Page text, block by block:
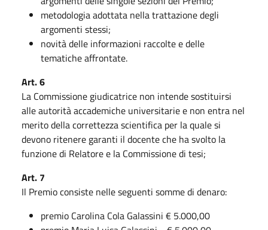
metodologia adottata nella trattazione degli
argomenti stessi;
novità delle informazioni raccolte e delle
tematiche affrontate.
Art. 6
La Commissione giudicatrice non intende sostituirsi
alle autorità accademiche universitarie e non entra nel
merito della correttezza scientifica per la quale si
devono ritenere garanti il docente che ha svolto la
funzione di Relatore e la Commissione di tesi;
Art. 7
Il Premio consiste nelle seguenti somme di denaro:
premio Carolina Cola Galassini € 5.000,00